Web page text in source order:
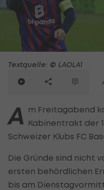
Textquelle: © LAOLA1
A m Freitagabend
Kabinentrakt der
Schweizer Klubs FC
Die Gründe sind nicht
ersten behördlichen
bis am